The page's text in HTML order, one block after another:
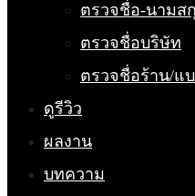
ตรวจชื่อ-นามส
ตรวจชื่อบริษัท
ตรวจชื่อร้าน/แ
ดูรีวิว
ผลงาน
บทความ